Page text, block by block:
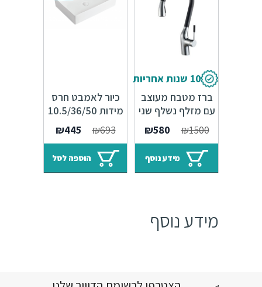
10 שנות אחריות
ברז מטבח מעוצב
עם מזלף נשלף שני
מצבים – 10 שנות
אחריות
₪1500
המחיר
המקורי
היה:
₪1500.
₪580
הנוכחי
₪580.
מידע נוסף
כיור לאמבט חרס
מידות 10.5/36/50
מ"מ ₪693
המחיר
המקורי
היה:
₪693.
₪445
הנוכחי
הוא:
₪445.
הוספה לסל
מידע נוסף